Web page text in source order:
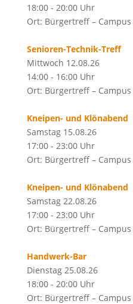
18:00 - 20:00 Uhr
Ort: Bürgertreff – Campus
Senioren-Technik-Treff
Mittwoch 12.08.26
14:00 - 16:00 Uhr
Ort: Bürgertreff – Campus
Kneipen- und Klönabend
Samstag 15.08.26
17:00 - 23:00 Uhr
Ort: Bürgertreff – Campus
Kneipen- und Klönabend
Samstag 22.08.26
17:00 - 23:00 Uhr
Ort: Bürgertreff – Campus
Handwerk-Bar
Dienstag 25.08.26
18:00 - 20:00 Uhr
Ort: Bürgertreff – Campus